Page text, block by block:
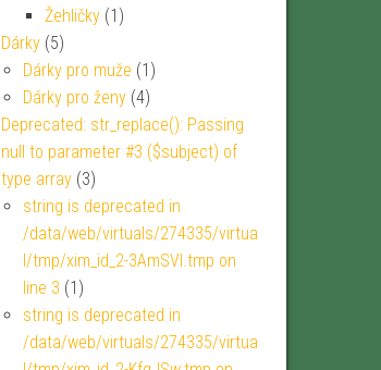
Žehličky (1)
Dárky (5)
Dárky pro muže (1)
Dárky pro ženy (4)
Deprecated: str_replace(): Passing
null to parameter #3 ($subject) of
type array (3)
string is deprecated in
/data/web/virtuals/274335/virtua
l/tmp/xim_id_2-3AmSVl.tmp on
line 3 (1)
string is deprecated in
/data/web/virtuals/274335/virtua